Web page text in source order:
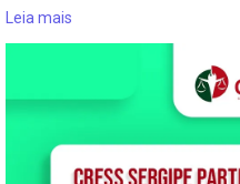
Leia mais